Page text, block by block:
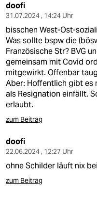
doofi
31.07.2024 , 14:24 Uhr
bisschen West-Ost-
Was sollte bspw die
Französische Str? BVG
gemeinsam mit Covid
mitgewirkt. Offenbar
Aber: Hoffentlich gibt es
als Resignation einfällt.
erlaubt.
zum Beitrag
doofi
22.06.2024 , 12:27 Uhr
ohne Schilder läuft nix
zum Beitrag